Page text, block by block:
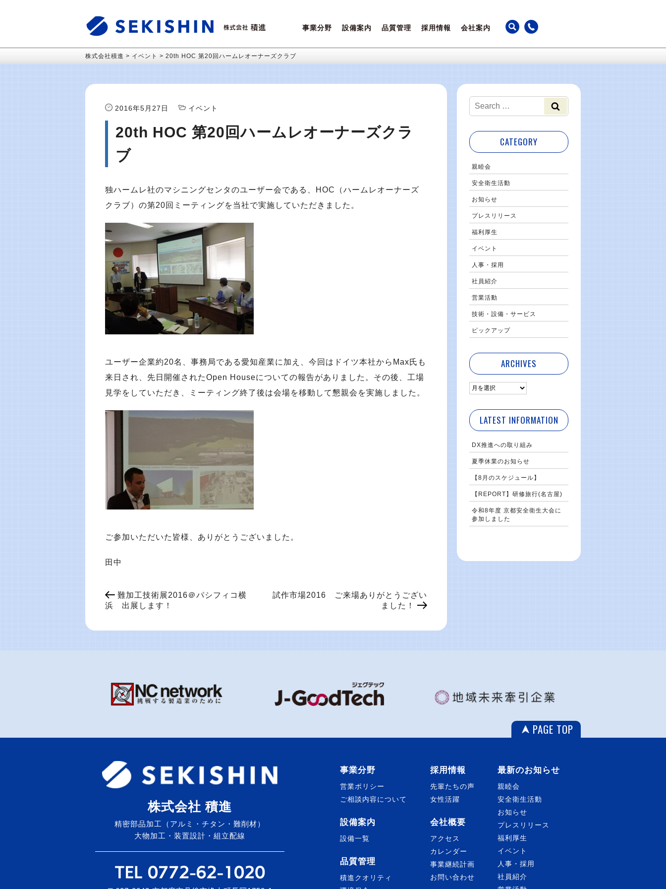
事業分野
営業ポリシー
ご相談内容について
設備案内
設備一覧
品質管理
積進クオリティ
環境保全
採用情報
先輩たちの声
女性活躍
会社案内
アクセス
カレンダー
株式会社積進 > イベント > 20th HOC 第20回ハームレオーナーズクラブ
2016年5月27日 イベント
20th HOC 第20回ハームレオーナーズクラ
ブ
独ハームレ社のマシニングセンタのユーザー会である、HOC（ハームレオーナーズ
クラブ）の第20回ミーティングを当社で実施していただきました。
ユーザー企業約20名、事務局である愛知産業に加え、今回はドイツ本社からMax氏も
来日され、先日開催されたOpen Houseについての報告がありました。その後、工場
見学をしていただき、ミーティング終了後は会場を移動して懇親会を実施しました。
ご参加いただいた皆様、ありがとうございました。
田中
難加工技術展2016＠パシフィコ横
浜 出展します！
試作市場2016 ご来場ありがとうござい
ました！
CATEGORY
親睦会
安全衛生活動
お知らせ
プレスリリース
福利厚生
イベント
人事・採用
社員紹介
営業活動
技術・設備・サービス
ピックアップ
ARCHIVES
LATEST INFORMATION
DX推進への取り組み
夏季休業のお知らせ
【8月のスケジュール】
【REPORT】研修旅行(名古屋)
令和8年度 京都安全衛生大会に
参加しました
PAGE TOP
株式会社 積進
精密部品加工（アルミ・チタン・難削材）
大物加工・装置設計・組立配線
事業分野
営業ポリシー
ご相談内容について
設備案内
設備一覧
品質管理
積進クオリティ
採用情報
先輩たちの声
女性活躍
会社概要
アクセス
カレンダー
事業継続計画
お問い合わせ
最新のお知らせ
親睦会
安全衛生活動
お知らせ
プレスリリース
福利厚生
イベント
人事・採用
社員紹介